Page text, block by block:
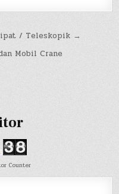
/ Teleskopik →
Mobil Crane
Counter